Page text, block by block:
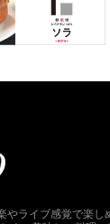
やライブ感覚で楽